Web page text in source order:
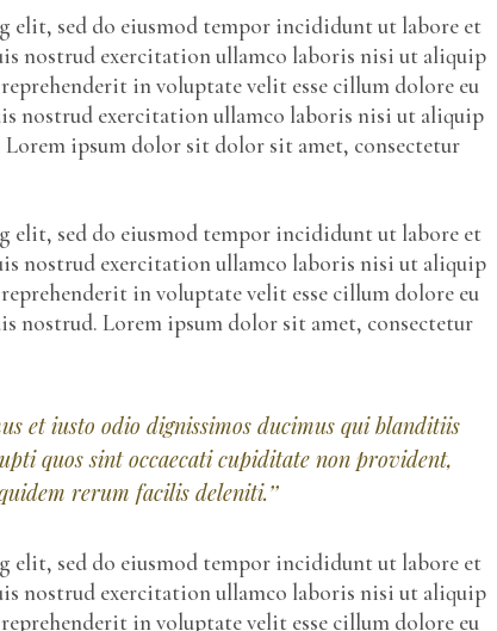
elit, sed do eiusmod tempor incididunt ut labore et
nostrud exercitation ullamco laboris nisi ut aliquip
in voluptate velit esse cillum dolore eu
nostrud exercitation ullamco laboris nisi ut aliquip
Lorem ipsum dolor sit dolor sit amet, consectetur
elit, sed do eiusmod tempor incididunt ut labore et
nostrud exercitation ullamco laboris nisi ut aliquip
in voluptate velit esse cillum dolore eu
nostrud. Lorem ipsum dolor sit amet, consectetur
et iusto odio dignissimos ducimus qui blanditiis
quos sint occaecati cupiditate non provident,
rerum facilis deleniti.’’
elit, sed do eiusmod tempor incididunt ut labore et
nostrud exercitation ullamco laboris nisi ut aliquip
in voluptate velit esse cillum dolore eu